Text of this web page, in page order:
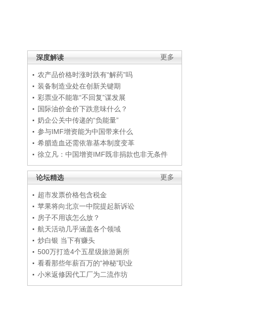
更多
深度解读
农产品价格时涨时跌有“解药”吗
装备制造业处在创新关键期
彩票业不能靠“不回复”谋发展
国际油价金价下跌意味什么？
奶企公关中传递的“负能量”
参与IMF增资能为中国带来什么
希腊造血还需依靠基本制度变革
徐立凡：中国增资IMF既非捐款也非无条件
更多
论坛精选
超市发票价格包含税金
苹果将向北京一中院提起新诉讼
房子不用该怎么放？
航天活动几乎涵盖各个领域
炒白银 当下有赚头
500万打造4个五星级旅游厕所
看看那些年薪百万的“神秘”职业
小米返修因代工厂为二流作坊